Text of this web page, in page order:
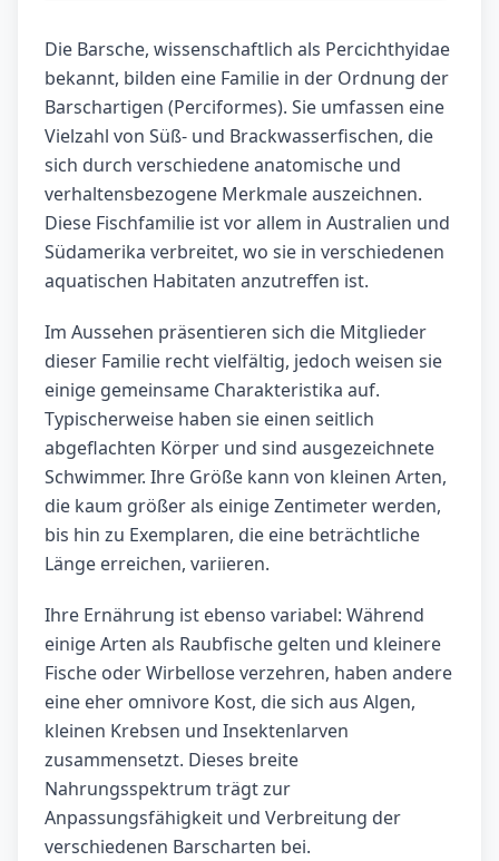
Die Barsche, wissenschaftlich als Percichthyidae
bekannt, bilden eine Familie in der Ordnung der
Barschartigen (Perciformes). Sie umfassen eine
Vielzahl von Süß- und Brackwasserfischen, die
sich durch verschiedene anatomische und
verhaltensbezogene Merkmale auszeichnen.
Diese Fischfamilie ist vor allem in Australien und
Südamerika verbreitet, wo sie in verschiedenen
aquatischen Habitaten anzutreffen ist.
Im Aussehen präsentieren sich die Mitglieder
dieser Familie recht vielfältig, jedoch weisen sie
einige gemeinsame Charakteristika auf.
Typischerweise haben sie einen seitlich
abgeflachten Körper und sind ausgezeichnete
Schwimmer. Ihre Größe kann von kleinen Arten,
die kaum größer als einige Zentimeter werden,
bis hin zu Exemplaren, die eine beträchtliche
Länge erreichen, variieren.
Ihre Ernährung ist ebenso variabel: Während
einige Arten als Raubfische gelten und kleinere
Fische oder Wirbellose verzehren, haben andere
eine eher omnivore Kost, die sich aus Algen,
kleinen Krebsen und Insektenlarven
zusammensetzt. Dieses breite
Nahrungsspektrum trägt zur
Anpassungsfähigkeit und Verbreitung der
verschiedenen Barscharten bei.